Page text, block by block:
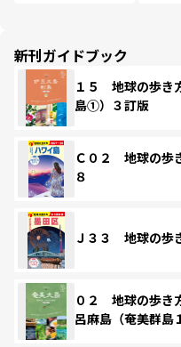
新刊ガイドブック
１５ 地球の歩
島①）３訂版
Ｃ０２ 地球の歩
８
Ｊ３３ 地球の歩
０２ 地球の歩
呂麻島（奄美群